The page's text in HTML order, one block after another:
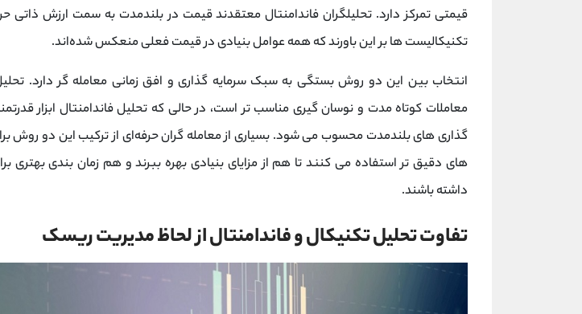
قیمتی تمرکز دارد. تحلیلگران فاندامنتال معتقدند قیمت در بلندمدت به سمت ارزش ذاتی
تکنیکالیست ‌ها بر این باورند که همه عوامل بنیادی در قیمت فعلی منعکس شده‌اند.
انتخاب بین این دو روش بستگی به سبک سرمایه ‌گذاری و افق زمانی معامله ‌گر دارد.
معاملات کوتاه ‌مدت و نوسان گیری مناسب ‌تر است، در حالی که تحلیل فاندامنتال ابزار
گذاری ‌های بلندمدت محسوب می ‌شود. بسیاری از معامله ‌گران حرفه‌ای از ترکیب این دو روش
‌های دقیق ‌تر استفاده می‌ کنند تا هم از مزایای بنیادی بهره ببرند و هم زمان‌ بندی بهتری
داشته باشند.
تفاوت تحلیل تکنیکال و فاندامنتال از لحاظ مدیریت ریسک